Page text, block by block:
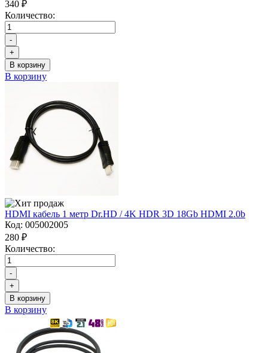
340 ₽
Количество:
-
+
В корзину
В корзину
HDMI кабель 1 метр Dr.HD / 4K HDR 3D 18Gb HDMI 2.0b
Код: 005002005
280 ₽
Количество:
-
+
В корзину
В корзину